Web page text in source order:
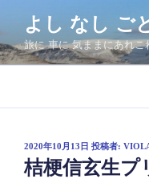
テ
ン
へ
よし なし ご
旅に 車に 気ままにあれこ
投
稿
日:
2020年10月13日 投稿者:
桔梗信玄生プ